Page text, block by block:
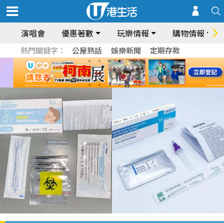
演唱會 優惠著數 玩樂情報 購物情報
熱門關鍵字： 公屋熱話 娛樂新聞 定期存款